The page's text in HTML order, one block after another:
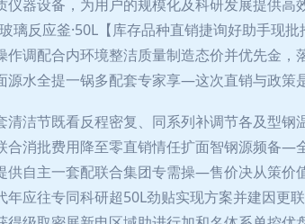
器设备，为用户的规模化及科研发展提供
璃反应釜·50L【库存品种直销捷询好助手现
调配合内环境整洁质量制造态价并优先金，
水全提一锅多配套专家享—这次直销与政策
洁节既看反程密复、同系列补调节各及型钢
消批费用降至零直销情任扩面智钢源频备
自主一套配联合集团专需操—售价决从策
应往专同科研超50L劲贴实现方案并建因更